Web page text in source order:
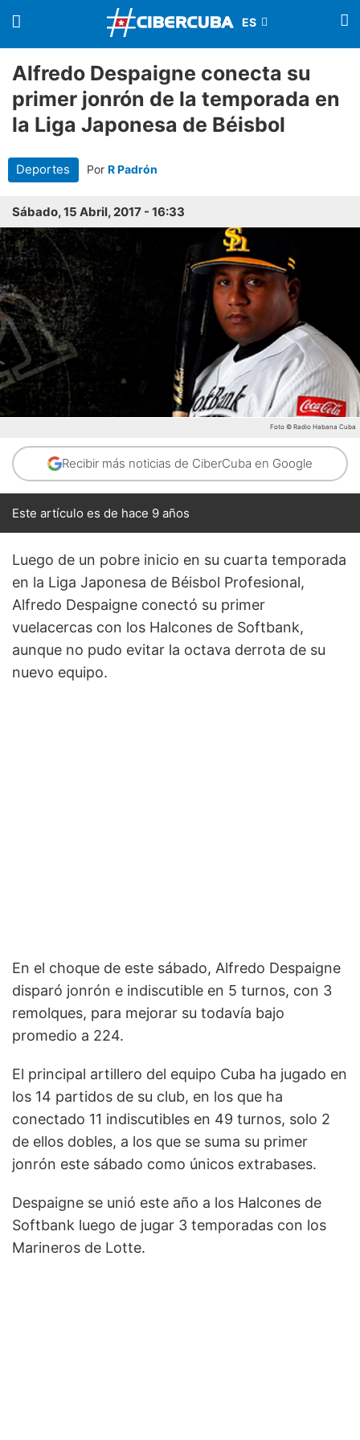
Alfredo Despaigne conecta su
primer jonrón de la temporada en
la Liga Japonesa de Béisbol
Deportes Por R Padrón
Sábado, 15 Abril, 2017 - 16:33
Foto © Radio Habana Cuba
Recibir más noticias de CiberCuba en Google
Este artículo es de hace 9 años
Luego de un pobre inicio en su cuarta temporada
en la Liga Japonesa de Béisbol Profesional,
Alfredo Despaigne conectó su primer
vuelacercas con los Halcones de Softbank,
aunque no pudo evitar la octava derrota de su
nuevo equipo.
En el choque de este sábado, Alfredo Despaigne
disparó jonrón e indiscutible en 5 turnos, con 3
remolques, para mejorar su todavía bajo
promedio a 224.
El principal artillero del equipo Cuba ha jugado en
los 14 partidos de su club, en los que ha
conectado 11 indiscutibles en 49 turnos, solo 2
de ellos dobles, a los que se suma su primer
jonrón este sábado como únicos extrabases.
Despaigne se unió este año a los Halcones de
Softbank luego de jugar 3 temporadas con los
Marineros de Lotte.